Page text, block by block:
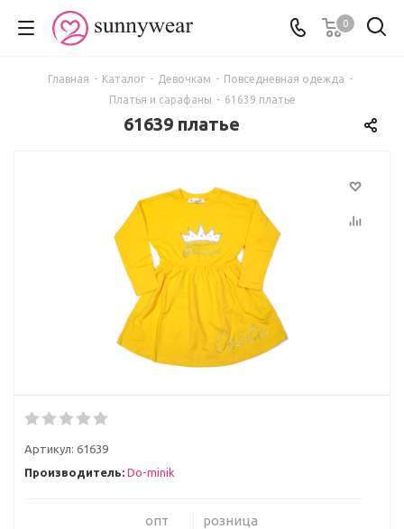
0
Главная - Каталог - Девочкам - Повседневная одежда -
Платья и сарафаны - 61639 платье
61639 платье
Артикул: 61639
Производитель: Do-minik
опт розница